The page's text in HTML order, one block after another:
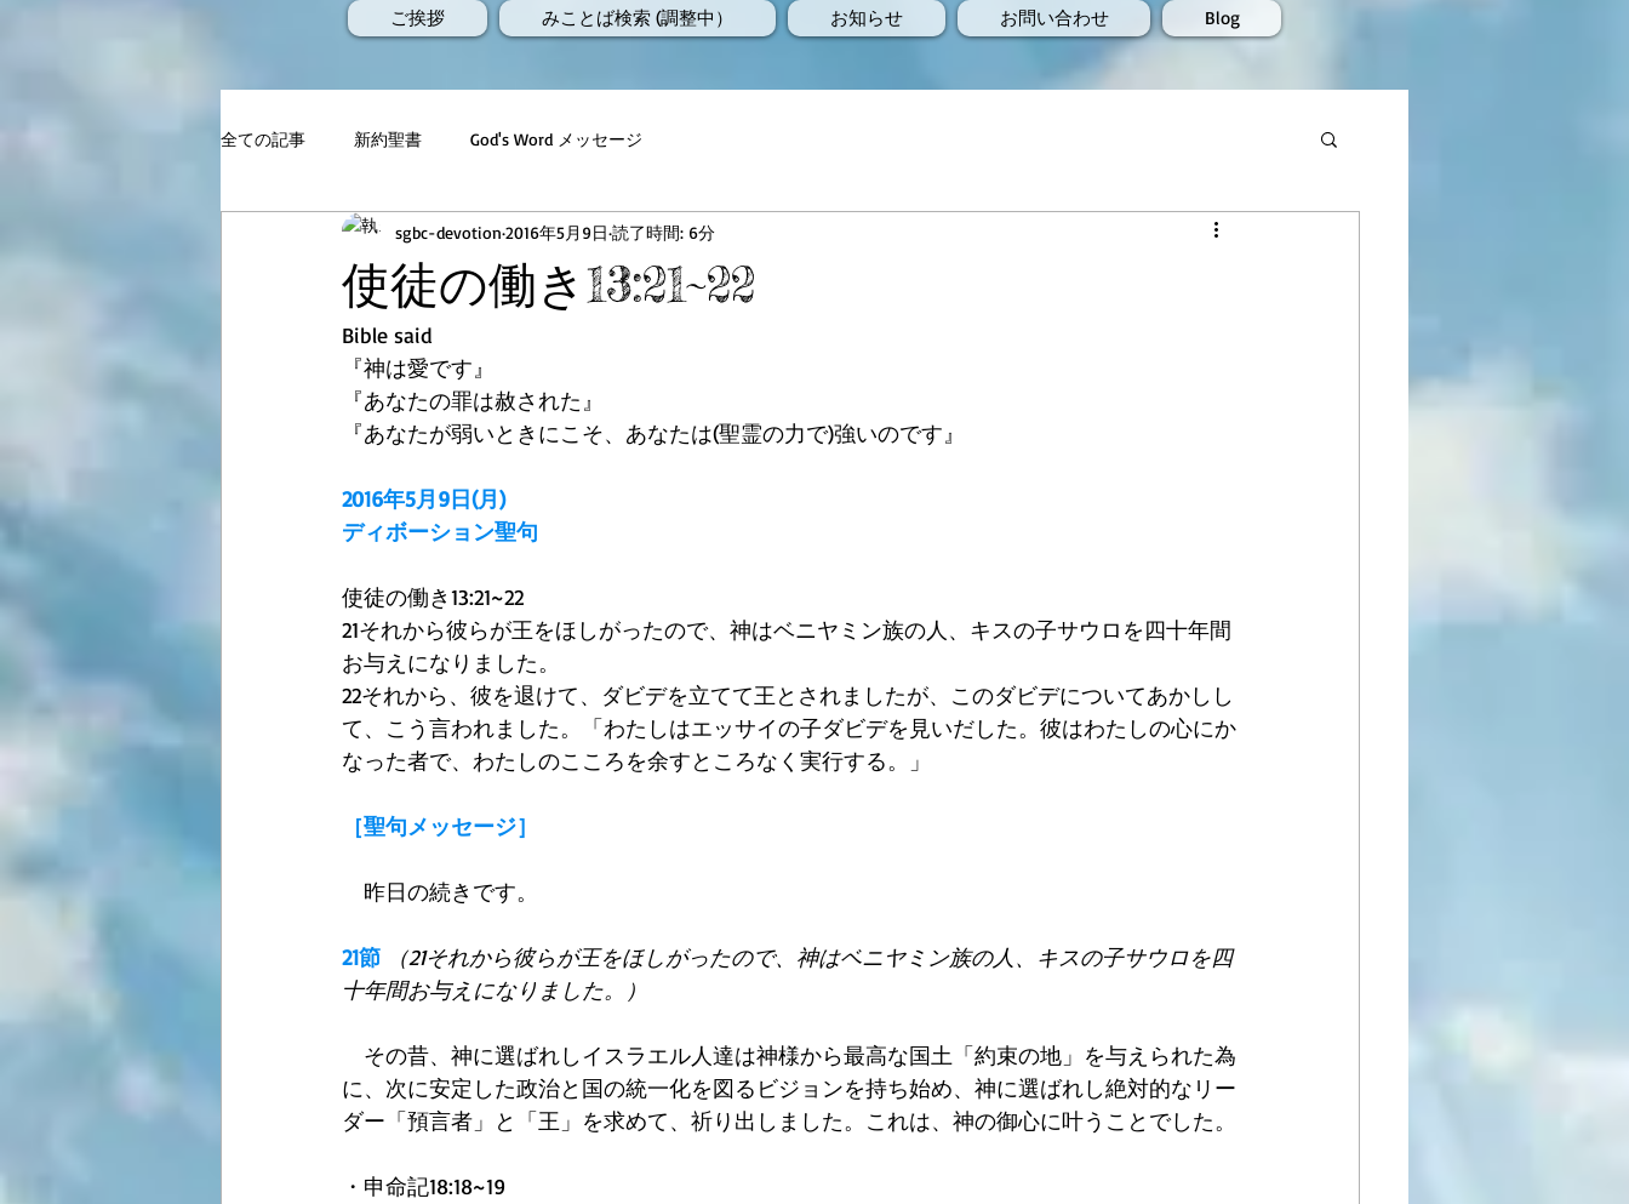
ご挨拶 みことば検索 (調整中） お知らせ お問い合わせ Blog
全ての記事 新約聖書 God's Word メッセージ
使徒の働き13:21~22
sgbc-devotion 2016年5月9日 読了時間: 6分
Bible said
『神は愛です』
『あなたの罪は赦された』
『あなたが弱いときにこそ、あなたは(聖霊の力で)強いのです』
2016年5月9日(月)
ディボーション聖句
使徒の働き13:21~22
21それから彼らが王をほしがったので、神はベニヤミン族の人、キスの子サウロを四十年間
お与えになりました。
22それから、彼を退けて、ダビデを立てて王とされましたが、このダビデについてあかしし
て、こう言われました。「わたしはエッサイの子ダビデを見いだした。彼はわたしの心にか
なった者で、わたしのこころを余すところなく実行する。」
［聖句メッセージ］
昨日の続きです。
21節
（21それから彼らが王をほしがったので、神はベニヤミン族の人、キスの子サウロを四
十年間お与えになりました。）
その昔、神に選ばれしイスラエル人達は神様から最高な国土「約束の地」を与えられた為
に、次に安定した政治と国の統一化を図るビジョンを持ち始め、神に選ばれし絶対的なリー
ダー「預言者」と「王」を求めて、祈り出しました。これは、神の御心に叶うことでした。
・申命記18:18~19